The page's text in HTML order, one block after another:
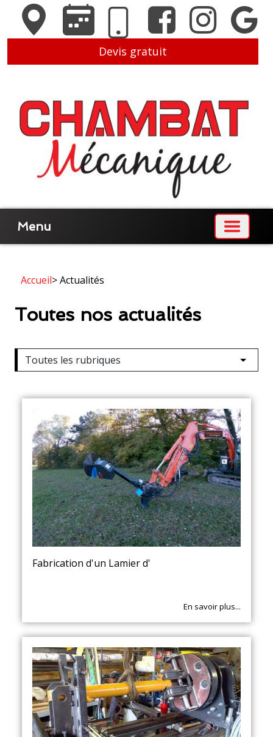
Devis gratuit
Menu
Accueil> Actualités
Toutes nos actualités
Fabrication d'un Lamier d'
En savoir plus...